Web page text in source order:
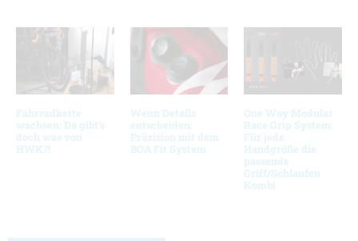
Fahrradkette
wachsen: Da gibt’s
doch was von
HWK?!
Wenn Details
entscheiden:
Präzision mit dem
BOA Fit System
One Way Modular
Race Grip System:
Für jede
Handgröße die
passende
Griff/Schlaufen
Kombi